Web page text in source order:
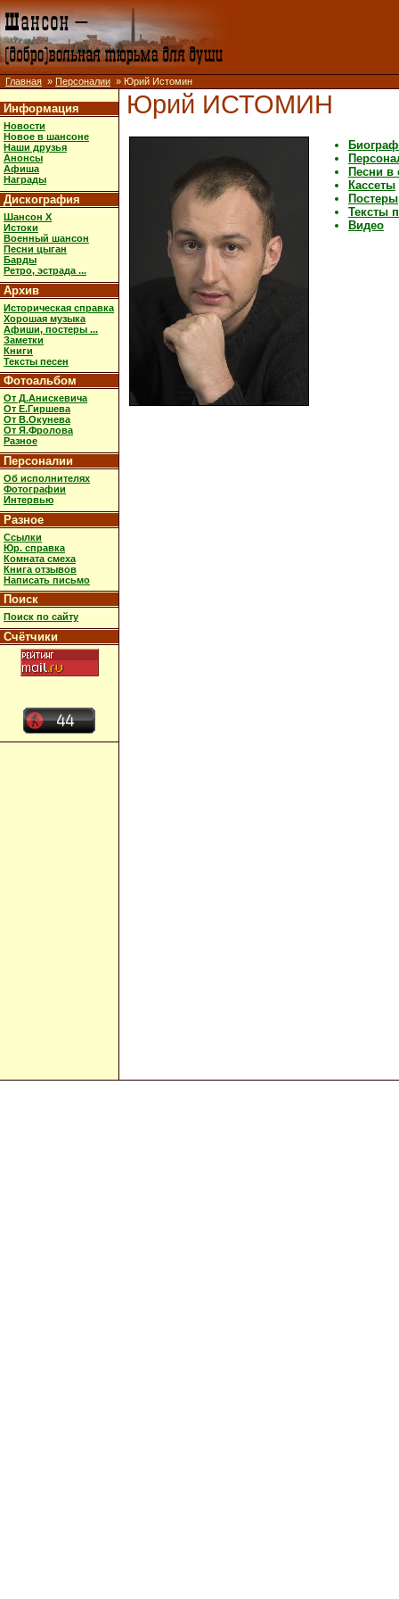
Главная » Персоналии » Юрий Истомин
Информация
Новости
Новое в шансоне
Наши друзья
Анонсы
Афиша
Награды
Дискография
Шансон X
Истоки
Военный шансон
Песни цыган
Барды
Ретро, эстрада ...
Архив
Историческая справка
Хорошая музыка
Афиши, постеры ...
Заметки
Книги
Тексты песен
Фотоальбом
От Д.Анискевича
От Е.Гиршева
От В.Окунева
От Я.Фролова
Разное
Персоналии
Об исполнителях
Фотографии
Интервью
Разное
Ссылки
Юр. справка
Комната смеха
Книга отзывов
Написать письмо
Поиск
Поиск по сайту
Счётчики
Юрий ИСТОМИН
Песни в
Кассеты
Тексты
Видео